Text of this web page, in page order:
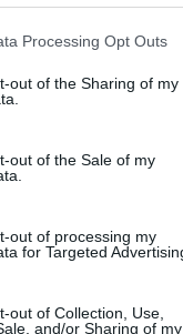
Processing Opt Outs
out of the Sharing of my
out of the Sale of my
out of processing my
for Targeted
out of Collection, Use,
and/or Sharing of my
rastas
stoties
moters